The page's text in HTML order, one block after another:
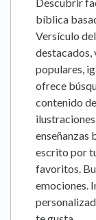
bíblica
Versículo
destacados,
populares,
ofrece
contenido
enseñanzas
escrito por
favoritos.
emociones.